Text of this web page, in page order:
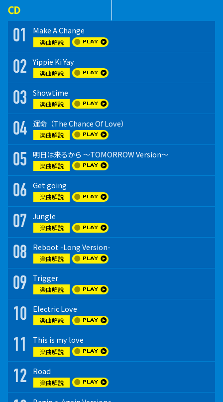
CD
01 Make A Change
楽曲解説
02 Yippie Ki Yay
楽曲解説
03 Showtime
楽曲解説
04 運命（The Chance Of Love）
楽曲解説
05 明日は来るから ～TOMORROW Version～
楽曲解説
06 Get going
楽曲解説
07 Jungle
楽曲解説
08 Reboot -Long Version-
楽曲解説
09 Trigger
楽曲解説
10 Electric Love
楽曲解説
11 This is my love
楽曲解説
12 Road
楽曲解説
CD
01 Make A Change
楽曲解説
02 Yippie Ki Yay
楽曲解説
03 Showtime
楽曲解説
04 運命（The Chance Of Love）
楽曲解説
05 明日は来るから ～TOMORROW Version～
楽曲解説
06 Get going
楽曲解説
07 Jungle
楽曲解説
08 Reboot -Long Version-
楽曲解説
09 Trigger
楽曲解説
10 Electric Love
楽曲解説
11 This is my love
楽曲解説
12 Road
楽曲解説
CD
01 Make A Change
楽曲解説
02 Yippie Ki Yay
楽曲解説
03 Showtime
楽曲解説
04 運命（The Chance Of Love）
楽曲解説
05 明日は来るから ～TOMORROW Version～
楽曲解説
06 Get going
楽曲解説
07 Jungle
楽曲解説
08 Reboot -Long Version-
楽曲解説
09 Trigger
楽曲解説
10 Electric Love
楽曲解説
11 This is my love
楽曲解説
12 Road
楽曲解説
CD
01 Make A Change
楽曲解説
02 Yippie Ki Yay
楽曲解説
03 Showtime
楽曲解説
04 運命（The Chance Of Love）
楽曲解説
05 明日は来るから ～TOMORROW Version～
楽曲解説
06 Get going
楽曲解説
07 Jungle
楽曲解説
08 Reboot -Long Version-
楽曲解説
09 Trigger
楽曲解説
10 Electric Love
楽曲解説
11 This is my love
楽曲解説
12 Road
楽曲解説